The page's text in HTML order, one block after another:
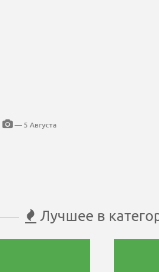
— 5 Августа
Лучшее в